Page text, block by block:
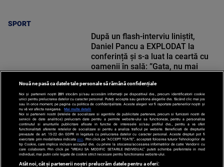
SPORT
SPORT
După un flash-interviu liniștit,
Daniel Pancu a EXPLODAT la
conferință și s-a luat la ceartă cu
oamenii în sală: ”Gata, nu mai
Nouă ne pasă ca datele tale personale să rămână confidențiale
Noi și partenerii noștri 201 stocăm și/sau accesăm informații pe dispozitivul dvs., precum identificatorii cookie
unici pentru prelucrarea datelor cu caracter personal. Puteți accepta sau gestiona alegerile dvs. făcând clic mai jos
sau în orice moment, pe pagina cu politica de confidențialitate. Aceste alegeri vor fi raportate partenerilor noștri și
nu vă vor afecta navigarea.
Mai multe detalii
Noi si partenerii nostri (retelele de socializare si agentiile de publicitate partenere, precum si furnizorii nostri de
servicii de date analitice) prelucram date pentru a permite website-ului sa functioneze, pentru a personaliza
continutul si anunturile publicitare afisate in functie de interesele si/sau profilul dvs., pentru a va oferi
functionalitati aferente retelelor de socializare si pentru a analiza traficul pe website. Beneficiati de drepturile
prevazute de art. 15-22 din GDPR in legatura cu prelucrarea datelor cu caracter personal. Aceste drepturi pot fi
exercitate prin modalitatea indicataaici . Prin click pe “ACCEPT TOATE”, acceptati folosirea tuturor Tehnologiilor de
tip Cookie, care implica inclusiv acceptul dvs. cu privire la stocarea/accesarea informatiilor de catre Vendor-ii cu
care colaboram. Prin click pe “VREAU SA MODIFIC SETARILE INDIVIDUAL” puteti schimba preferintele in mod
individual, mai putin cele legate de cookie strict necesare pentru functionarea website-ului.
Atât noi, cât și partenerii noștri prelucrăm datele pentru a oferi: